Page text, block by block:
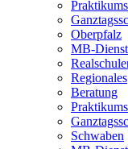
Oberpfalz
MB-
Regionales
Beratung
Schwaben